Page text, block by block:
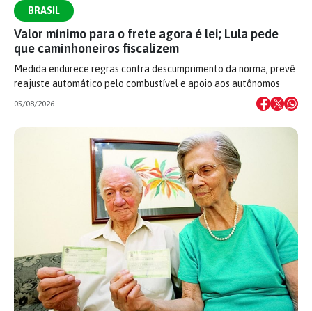
BRASIL
Valor mínimo para o frete agora é lei; Lula pede
que caminhoneiros fiscalizem
Medida endurece regras contra descumprimento da norma, prevê
reajuste automático pelo combustível e apoio aos autônomos
05/08/2026